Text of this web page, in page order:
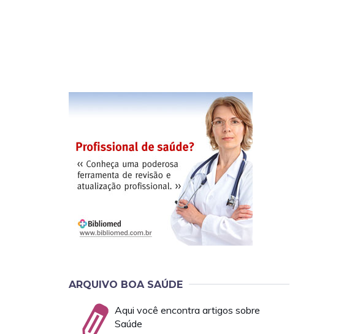
ARQUIVO BOA SAÚDE
Aqui você encontra artigos sobre
Saúde